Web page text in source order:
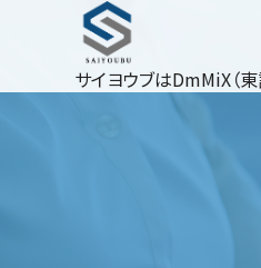
サイヨウブはDmMiX（